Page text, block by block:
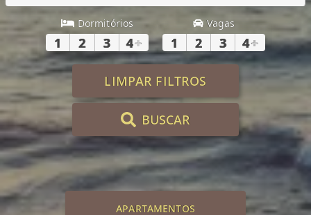
Dormitórios
1 2 3 4+
Vagas
1 2 3 4+
LIMPAR FILTROS
BUSCAR
APARTAMENTOS